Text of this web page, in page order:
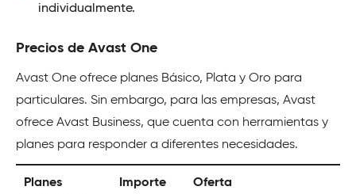
individualmente.
Precios de Avast One
Avast One ofrece planes Básico, Plata y Oro para
particulares. Sin embargo, para las empresas, Avast
ofrece Avast Business, que cuenta con herramientas y
planes para responder a diferentes necesidades.
Planes
Importe Oferta